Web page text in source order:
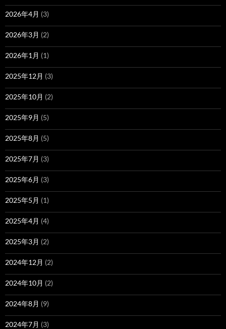
2026年4月 (3)
2026年3月 (2)
2026年1月 (1)
2025年12月 (3)
2025年10月 (2)
2025年9月 (5)
2025年8月 (5)
2025年7月 (3)
2025年6月 (3)
2025年5月 (1)
2025年4月 (4)
2025年3月 (2)
2024年12月 (2)
2024年10月 (2)
2024年8月 (9)
2024年7月 (3)